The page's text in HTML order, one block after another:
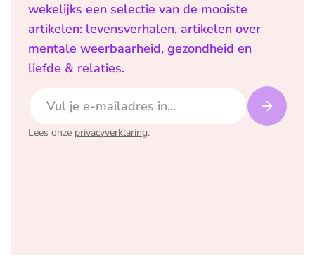
wekelijks een selectie van de mooiste
artikelen: levensverhalen, artikelen over
mentale weerbaarheid, gezondheid en
liefde & relaties.
Lees onze privacyverklaring.